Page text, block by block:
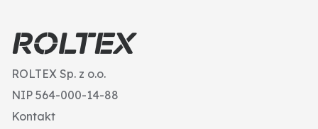
ROLTEX Sp. z o.o.
NIP 564-000-14-88
Kontakt